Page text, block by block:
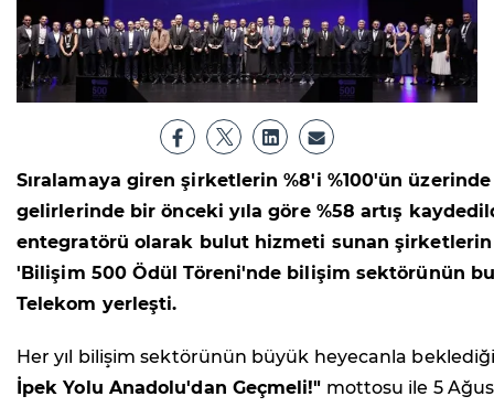
Sıralamaya giren şirketlerin %8'i %100'ün
gelirlerinde bir önceki yıla göre %58 artış
entegratörü olarak bulut hizmeti sunan şirketlerin
'Bilişim 500 Ödül Töreni'nde bilişim sektörünün
Telekom yerleşti.
Her yıl bilişim sektörünün büyük heyecanla
İpek Yolu Anadolu'dan Geçmeli!" mottosu ile 5